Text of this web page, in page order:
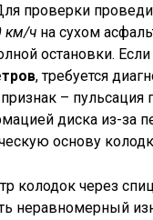
проверки
км/ч на сухом
остановки. Если
, требуется
– пульсация
диска из-за
основу
колодок через
неравномерный